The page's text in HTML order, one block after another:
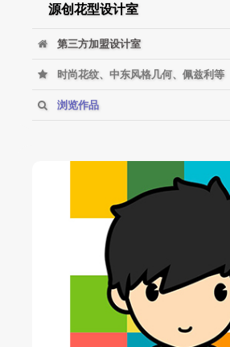
源创花型设计室
第三方加盟设计室
时尚花纹、中东风格几何、佩兹利等
浏览作品